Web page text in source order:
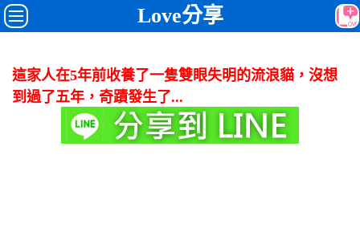
Love分享
這家人在5年前收養了一隻雙眼失明的流浪貓，沒想
到過了五年，奇蹟發生了...